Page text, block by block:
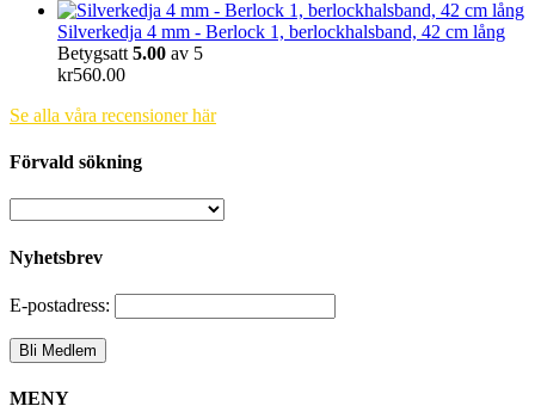
Silverkedja 4 mm - Berlock 1, berlockhalsband, 42 cm lång
Betygsatt 5.00 av 5
kr560.00
Se alla våra recensioner här
Förvald sökning
Nyhetsbrev
E-postadress:
MENY